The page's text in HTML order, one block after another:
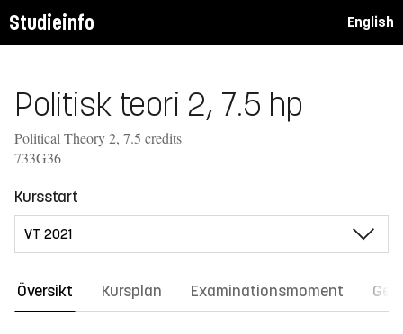
Studieinfo English
Politisk teori 2, 7.5 hp
Political Theory 2, 7.5 credits
733G36
Kursstart
Översikt Kursplan Examinationsmoment